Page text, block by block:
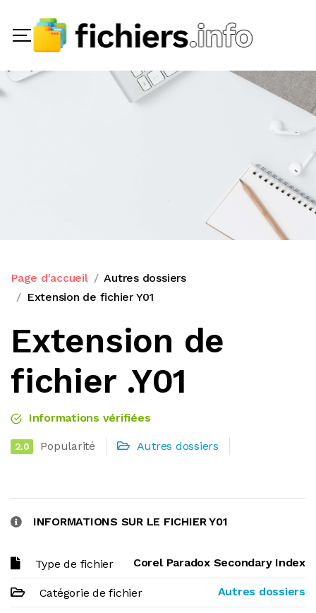
Page d'accueil
Autres dossiers
Extension de fichier Y01
Extension de
fichier .Y01
Informations vérifiées
2.0 Popularité Autres dossiers
INFORMATIONS SUR LE FICHIER Y01
Type de fichier Corel Paradox Secondary Index
Catégorie de fichier Autres dossiers